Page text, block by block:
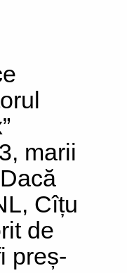
marii
Cîțu
de
preș-